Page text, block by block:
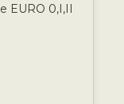
EURO 0,I,II